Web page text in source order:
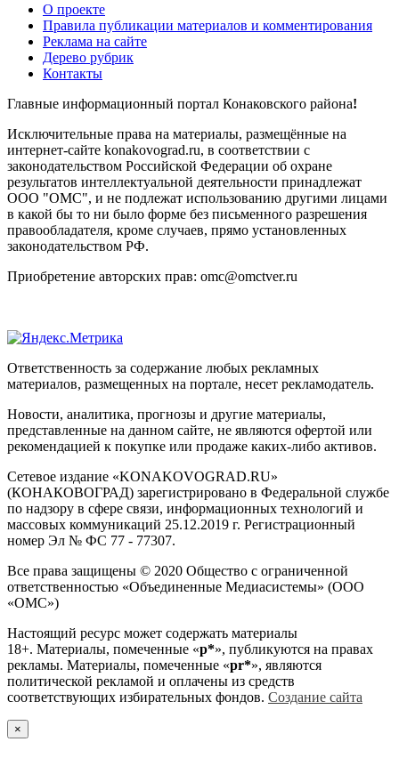
О проекте
Правила публикации материалов и комментирования
Реклама на сайте
Дерево рубрик
Контакты
Главные информационный портал Конаковского района!
Исключительные права на материалы, размещённые на
интернет-сайте konakovograd.ru, в соответствии с
законодательством Российской Федерации об охране
результатов интеллектуальной деятельности принадлежат
ООО "ОМС", и не подлежат использованию другими лицами
в какой бы то ни было форме без письменного разрешения
правообладателя, кроме случаев, прямо установленных
законодательством РФ.
Приобретение авторских прав: omc@omctver.ru
Ответственность за содержание любых рекламных
материалов, размещенных на портале, несет рекламодатель.
Новости, аналитика, прогнозы и другие материалы,
представленные на данном сайте, не являются офертой или
рекомендацией к покупке или продаже каких-либо активов.
Сетевое издание «KONAKOVOGRAD.RU»
(КОНАКОВОГРАД) зарегистрировано в Федеральной службе
по надзору в сфере связи, информационных технологий и
массовых коммуникаций 25.12.2019 г. Регистрационный
номер Эл № ФС 77 - 77307.
Все права защищены © 2020 Общество с ограниченной
ответственностью «Объединенные Медиасистемы» (ООО
«ОМС»)
Настоящий ресурс может содержать материалы
18+. Материалы, помеченные «р*», публикуются на правах
рекламы. Материалы, помеченные «рr*», являются
политической рекламой и оплачены из средств
соответствующих избирательных фондов. Создание сайта
×